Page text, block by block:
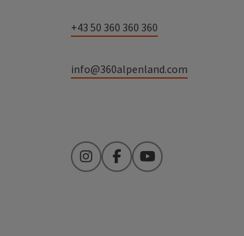
+43 50 360 360 360
info@360alpenland.com
InstagramFacebookYouTube